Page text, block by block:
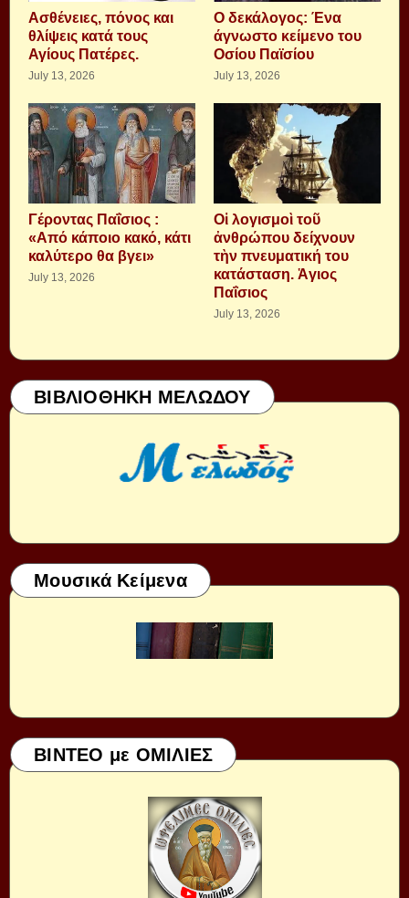
Aσθένειες, πόνος και
θλίψεις κατά τους
Αγίους Πατέρες.
July 13, 2026
Ο δεκάλογος: Ένα
άγνωστο κείμενο του
Οσίου Παϊσίου
July 13, 2026
Γέροντας Παΐσιος :
«Από κάποιο κακό, κάτι
καλύτερο θα βγει»
July 13, 2026
Οἱ λογισμοὶ τοῦ
ἀνθρώπου δείχνουν
τὴν πνευματική του
κατάσταση. Ἁγιος
Παΐσιος
July 13, 2026
ΒΙΒΛΙΟΘΗΚΗ ΜΕΛΩΔΟΥ
Μουσικά Κείμενα
ΒΙΝΤΕΟ με ΟΜΙΛΙΕΣ